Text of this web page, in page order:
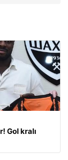
Gol kralı